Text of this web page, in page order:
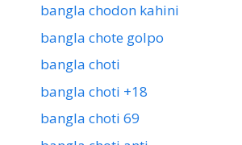
bangla chodon kahini
bangla chote golpo
bangla choti
bangla choti +18
bangla choti 69